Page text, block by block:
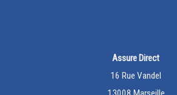
Assure Direct
16 Rue Vandel